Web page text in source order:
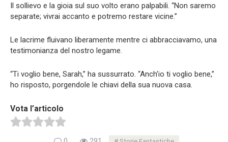
Il sollievo e la gioia sul suo volto erano palpabili. “Non saremo
separate; vivrai accanto e potremo restare vicine.”
Le lacrime fluivano liberamente mentre ci abbracciavamo, una
testimonianza del nostro legame.
“Ti voglio bene, Sarah,” ha sussurrato. “Anch’io ti voglio bene,”
ho risposto, porgendole le chiavi della sua nuova casa.
Vota l’articolo